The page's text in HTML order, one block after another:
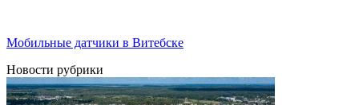
Мобильные датчики в Витебске
Новости рубрики